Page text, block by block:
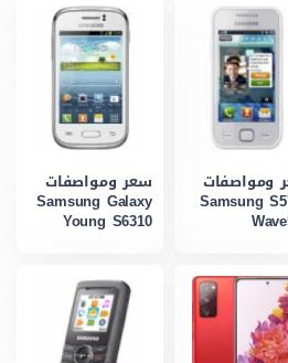
ومواصفات
Samsung
سعر ومواصفات
Samsung Galaxy
Young S6310